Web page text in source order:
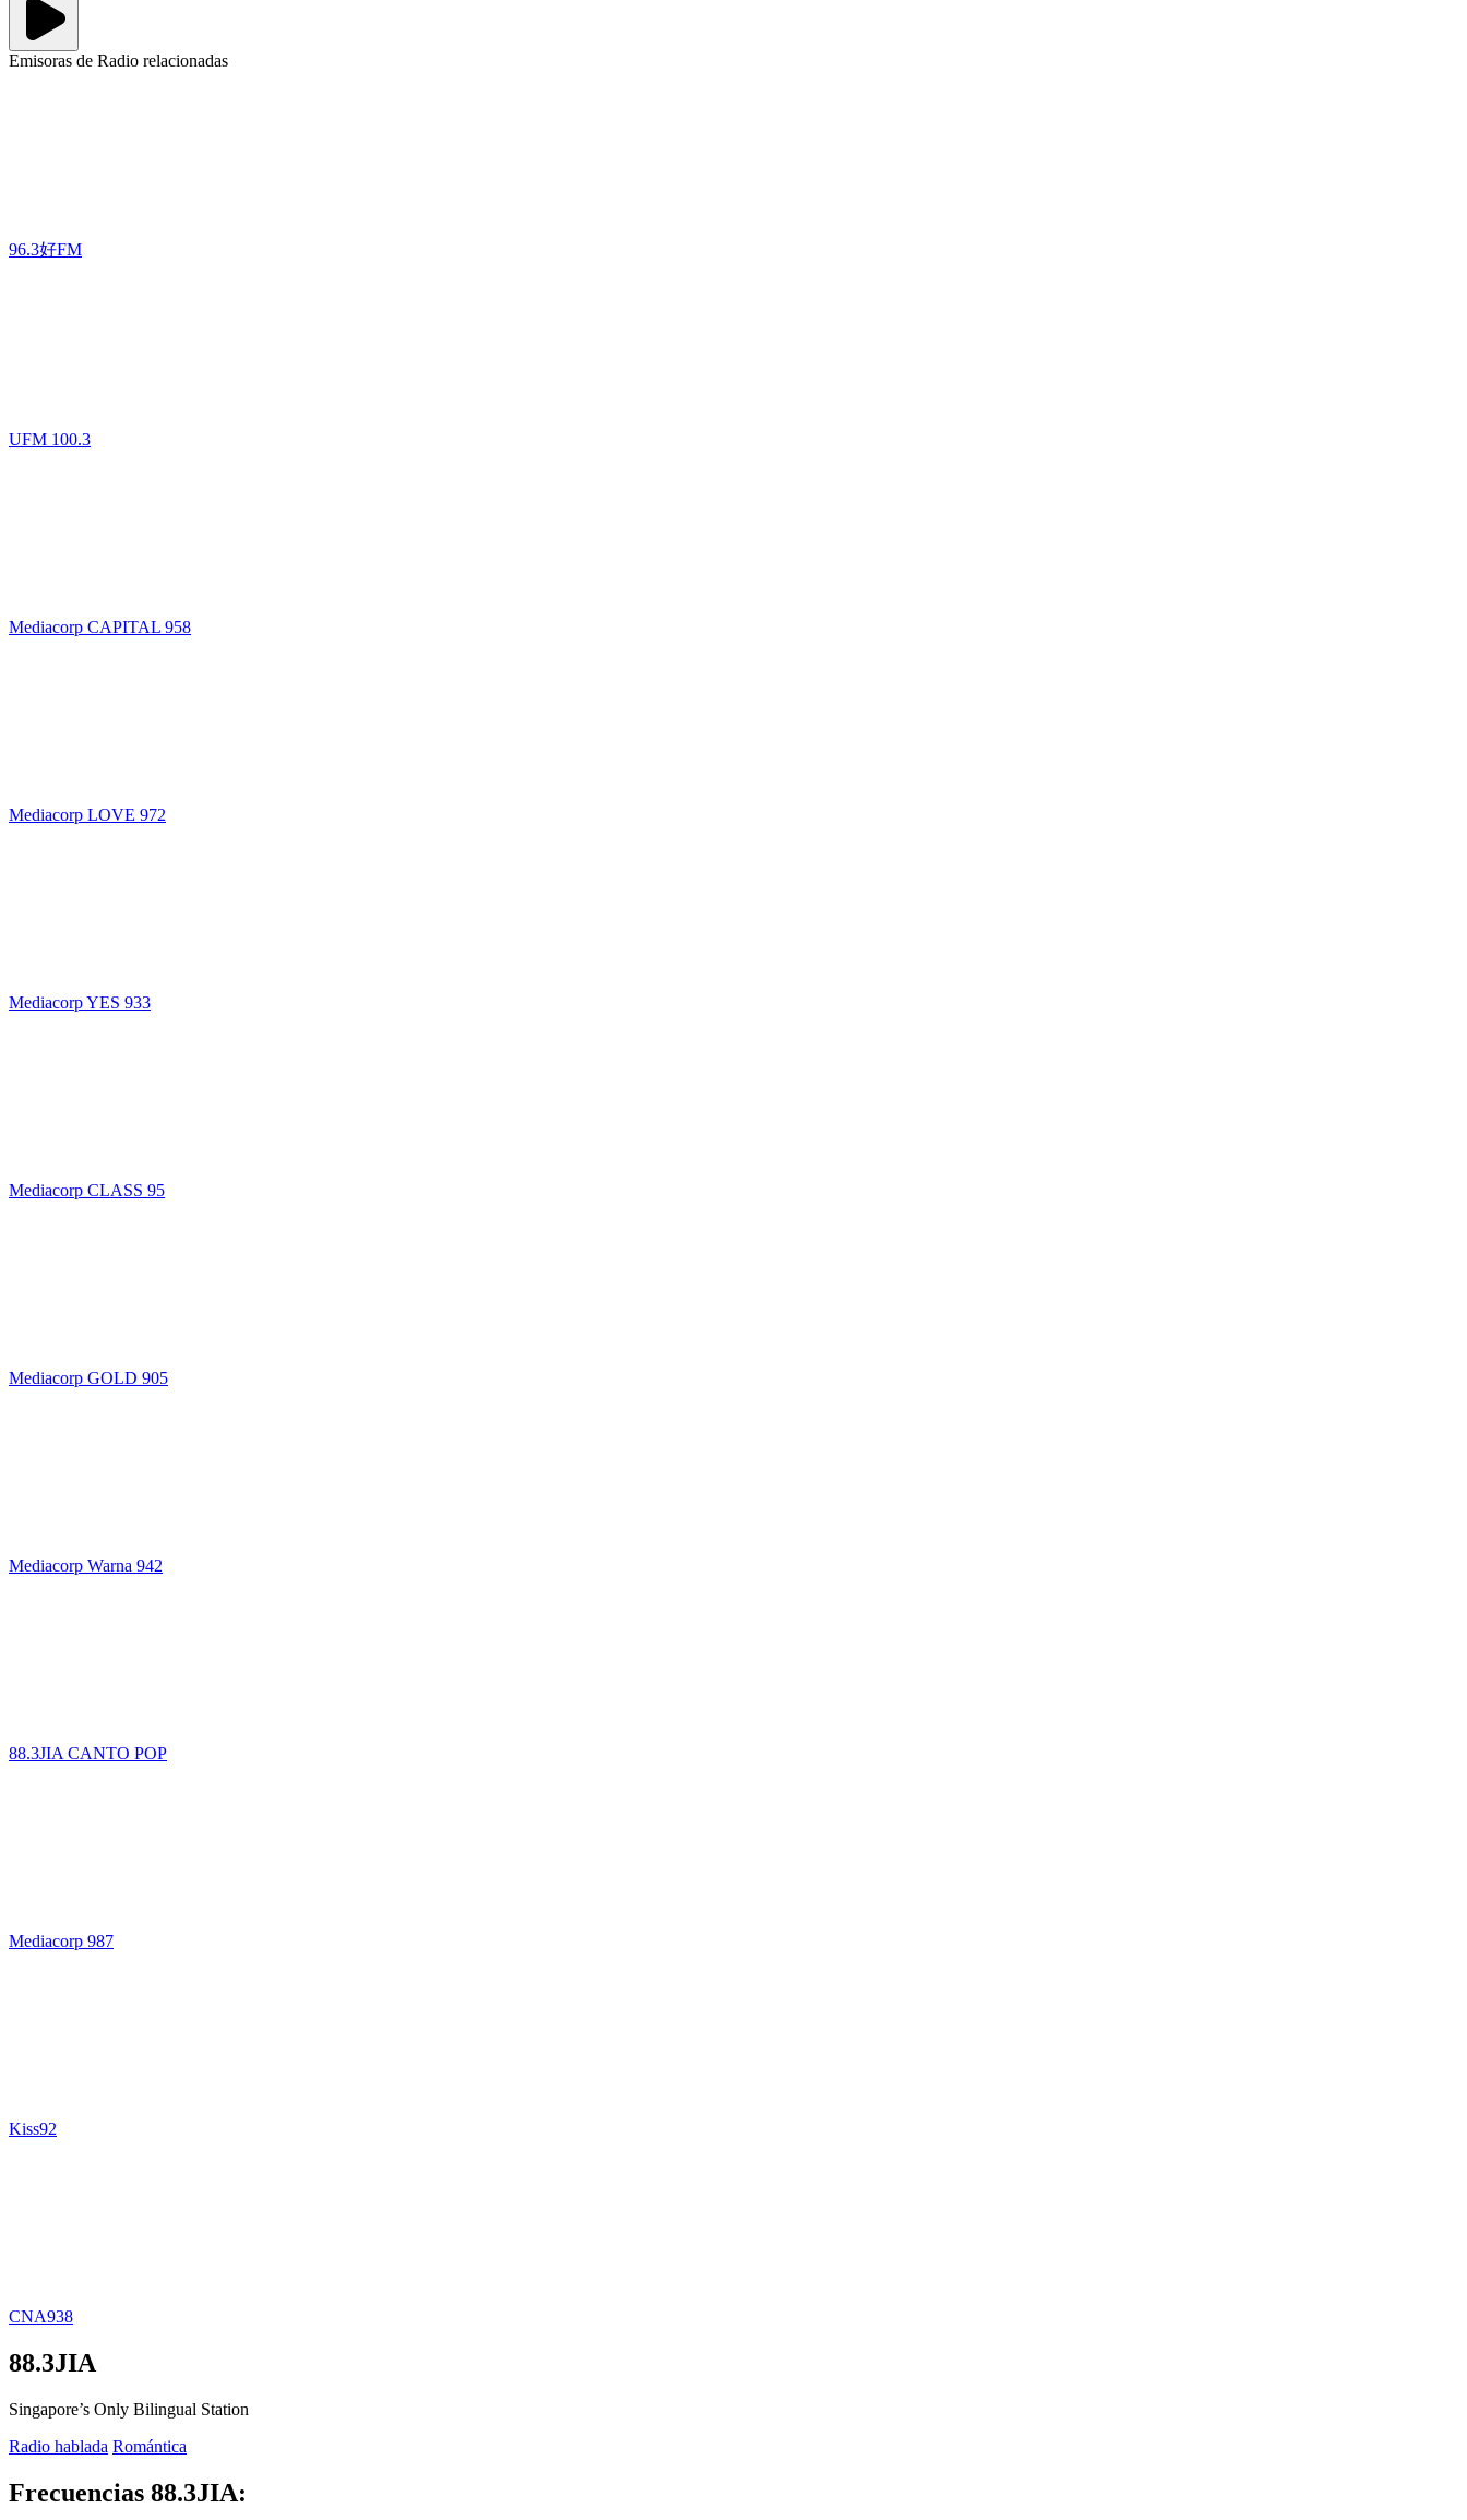
Emisoras de Radio relacionadas
96.3好FM
UFM 100.3
Mediacorp CAPITAL 958
Mediacorp LOVE 972
Mediacorp YES 933
Mediacorp CLASS 95
Mediacorp GOLD 905
Mediacorp Warna 942
88.3JIA CANTO POP
Mediacorp 987
Kiss92
CNA938
88.3JIA
Singapore’s Only Bilingual Station
Radio hablada Romántica
Frecuencias 88.3JIA: